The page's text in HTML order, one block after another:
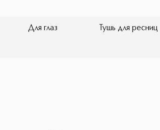
Для глаз Тушь для ресниц